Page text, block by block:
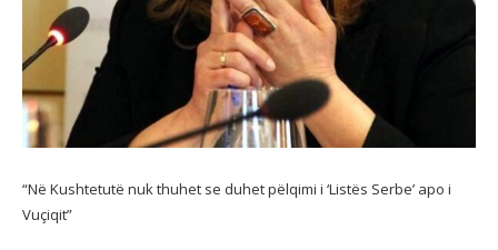
“Në Kushtetutë nuk thuhet se duhet pëlqimi i ‘Listës Serbe’ apo i
Vuçiqit”